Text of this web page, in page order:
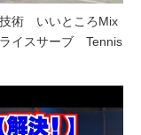
術 いいところMix
ライスサーブ Tennis